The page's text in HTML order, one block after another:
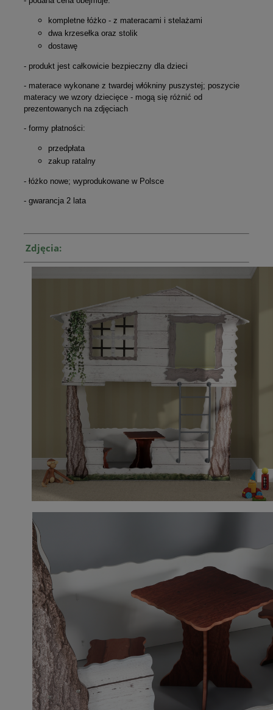
kompletne łóżko - z materacami i stelażami
dwa krzesełka oraz stolik
dostawę
- produkt jest całkowicie bezpieczny dla dzieci
- materace wykonane z twardej włókniny puszystej; poszycie
materacy we wzory dziecięce - mogą się różnić od
prezentowanych na zdjęciach
- formy płatności:
przedpłata
zakup ratalny
- łóżko nowe; wyprodukowane w Polsce
- gwarancja 2 lata
Zdjęcia: